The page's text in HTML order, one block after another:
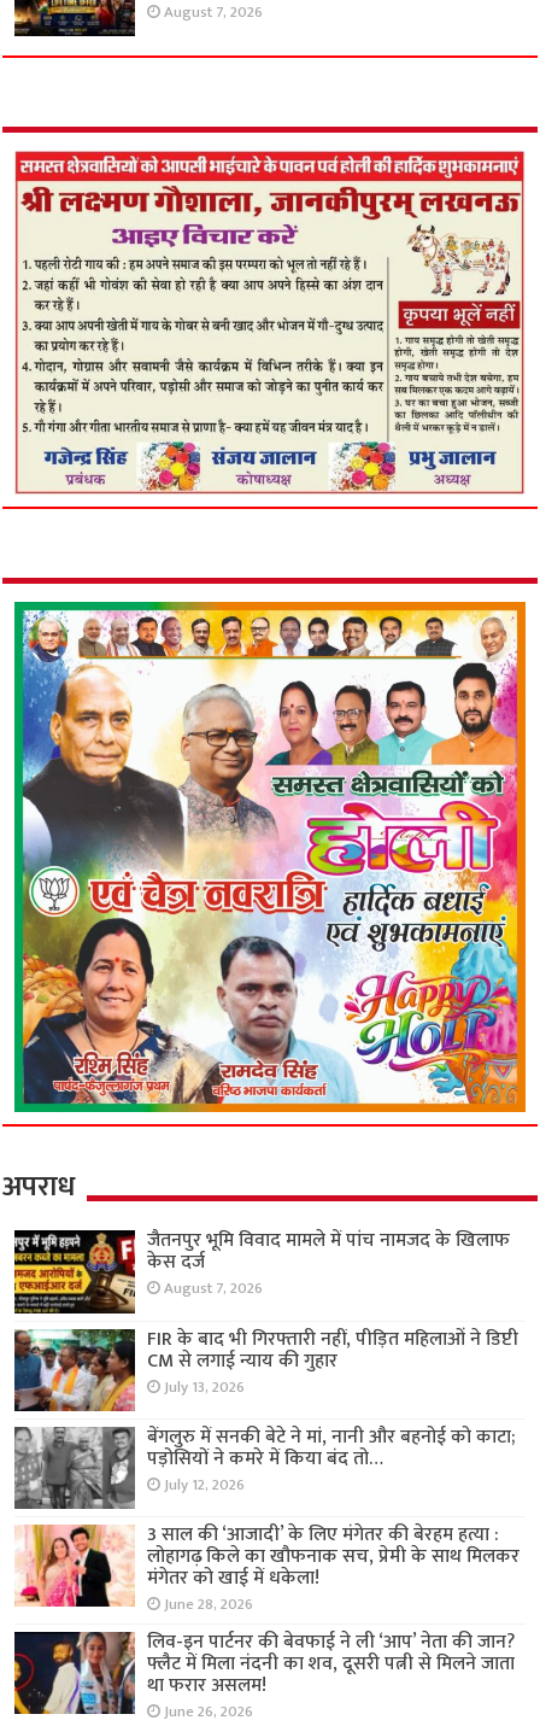
August 7, 2026
अपराध
जैतनपुर भूमि विवाद मामले में पांच नामजद के खिलाफ
केस दर्ज
August 7, 2026
FIR के बाद भी गिरफ्तारी नहीं, पीड़ित महिलाओं ने डिप्टी
CM से लगाई न्याय की गुहार
July 13, 2026
बेंगलुरु में सनकी बेटे ने मां, नानी और बहनोई को काटा;
पड़ोसियों ने कमरे में किया बंद तो…
July 12, 2026
3 साल की ‘आजादी’ के लिए मंगेतर की बेरहम हत्या :
लोहागढ़ किले का खौफनाक सच, प्रेमी के साथ मिलकर
मंगेतर को खाई में धकेला!
June 28, 2026
लिव-इन पार्टनर की बेवफाई ने ली ‘आप’ नेता की जान?
फ्लैट में मिला नंदनी का शव, दूसरी पत्नी से मिलने जाता
था फरार असलम!
June 26, 2026